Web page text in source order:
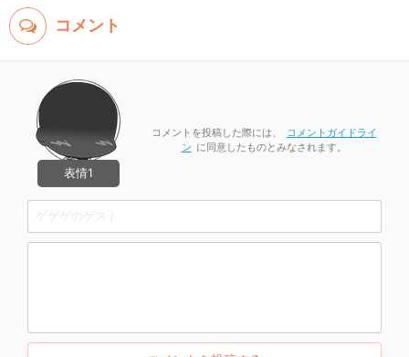
コメント
コメントを投稿した際には、
コメントガイドライ
ン に同意したものとみなされます。
表情1